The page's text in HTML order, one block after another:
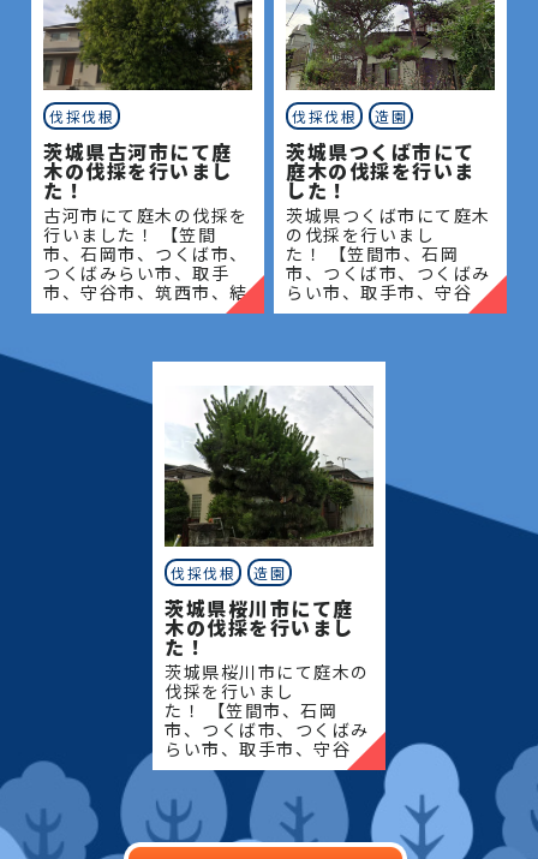
伐採伐根
茨城県古河市にて庭
木の伐採を行いまし
た！
古河市にて庭木の伐採を
行いました！ 【笠間
市、石岡市、つくば市、
つくばみらい市、取手
市、守谷市、筑西市、結
城市、桜川市、常総市、
で伐採・抜根・剪定・草
刈りな
伐採伐根 造園
茨城県つくば市にて
庭木の伐採を行いま
した！
茨城県つくば市にて庭木
の伐採を行いまし
た！ 【笠間市、石岡
市、つくば市、つくばみ
らい市、取手市、守谷
市、筑西市、結城市、桜
町】地域密着で伐採・抜
根・剪定・
伐採伐根 造園
茨城県桜川市にて庭
木の伐採を行いまし
た！
茨城県桜川市にて庭木の
伐採を行いまし
た！ 【笠間市、石岡
市、つくば市、つくばみ
らい市、取手市、守谷
市、筑西市、結城市、桜
川市、常総市、古河市、
坂東市、下妻市、八千代
町】地域密着で伐採・抜
根・剪定・草